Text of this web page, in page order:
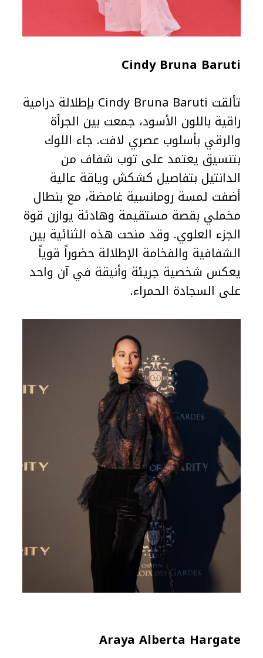
Cindy Bruna Baruti
تألقت Cindy Bruna Baruti بإطلالة درامية
راقية باللون الأسود، جمعت بين الجرأة
والرقي بأسلوب عصري لافت. جاء اللوك
بتنسيق يعتمد على توب شفاف من
الدانتيل بتفاصيل كشكش وياقة عالية
أضفت لمسة رومانسية غامضة، مع بنطال
مخملي بقصة مستقيمة وهادئة يوازن قوة
الجزء العلوي. وقد منحت هذه الثنائية بين
الشفافية والفخامة الإطلالة حضوراً قوياً
يعكس شخصية جريئة وأنيقة في آن واحد
على السجادة الحمراء.
Araya Alberta Hargate